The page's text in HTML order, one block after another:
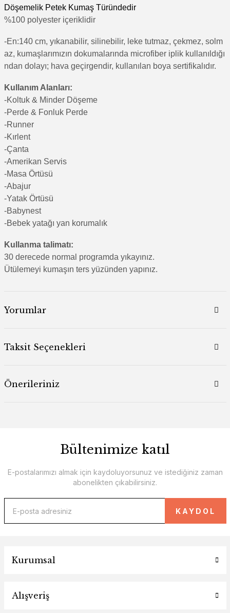
Döşemelik Petek Kumaş Türündedir
%100 polyester içeriklidir
-En:140 cm, yıkanabilir, silinebilir, leke tutmaz, çekmez, solm
az, kumaşlarımızın dokumalarında microfiber iplik kullanıldığı
ndan dolayı; hava geçirgendir, kullanılan boya sertifikalıdır.
Kullanım Alanları:
-Koltuk & Minder Döşeme
-Perde & Fonluk Perde
-Runner
-Kırlent
-Çanta
-Amerikan Servis
-Masa Örtüsü
-Abajur
-Yatak Örtüsü
-Babynest
-Bebek yatağı yan korumalık
Kullanma talimatı:
30 derecede normal programda yıkayınız.
Ütülemeyi kumaşın ters yüzünden yapınız.
Yorumlar
Taksit Seçenekleri
Önerileriniz
Bültenimize katıl
E-postalarımızı almak için kaydoluyorsunuz ve istediğiniz zaman
abonelikten çıkabilirsiniz.
KAYDOL
Kurumsal
Alışveriş